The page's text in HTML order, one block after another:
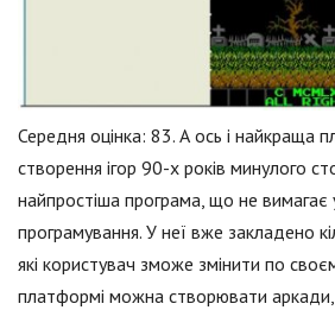
Середня оцінка: 83. А ось і найкраща
створення ігор 90-х років минулого
найпростіша програма, що не вимагає
програмування. У неї вже закладено
які користувач зможе змінити по
платформі можна створювати